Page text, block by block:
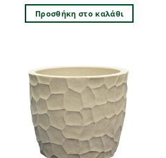
Προσθήκη στο καλάθι